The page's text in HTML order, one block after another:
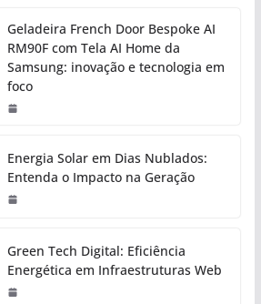
Geladeira French Door Bespoke AI
RM90F com Tela AI Home da
Samsung: inovação e tecnologia em
foco
Energia Solar em Dias Nublados:
Entenda o Impacto na Geração
Green Tech Digital: Eficiência
Energética em Infraestruturas Web